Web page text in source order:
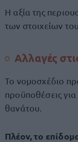
Η αξία της
των στοιχείων
Αλλαγές
Το νομοσχέδιο
προϋποθέσεις
θανάτου.
Πλέον, το